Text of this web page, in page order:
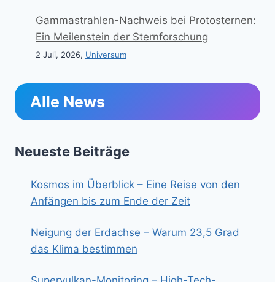
Gammastrahlen-Nachweis bei Protosternen:
Ein Meilenstein der Sternforschung
2 Juli, 2026, Universum
Alle News
Neueste Beiträge
Kosmos im Überblick – Eine Reise von den
Anfängen bis zum Ende der Zeit
Neigung der Erdachse – Warum 23,5 Grad
das Klima bestimmen